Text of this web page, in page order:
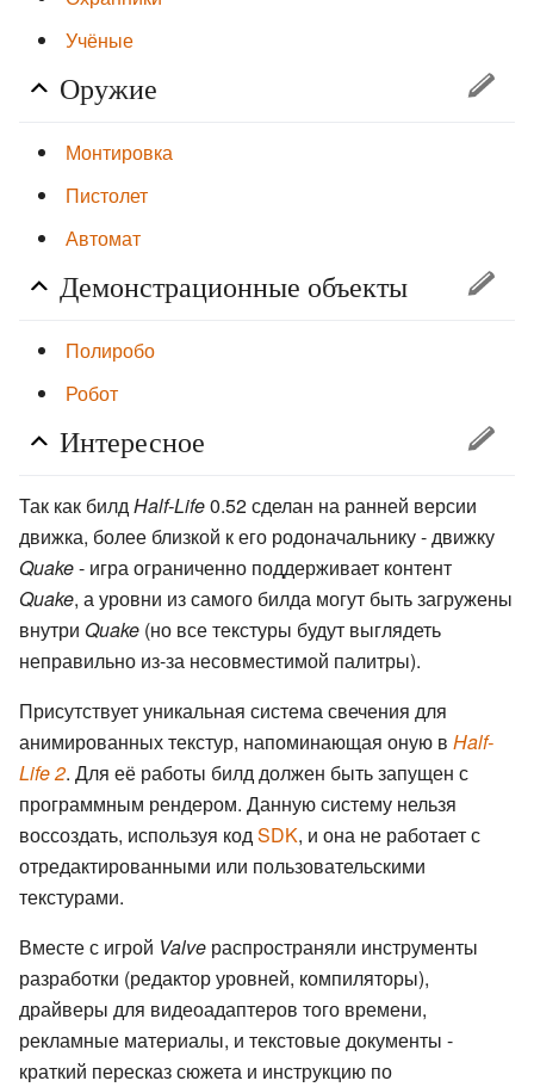
Учёные
Оружие
Монтировка
Пистолет
Автомат
Демонстрационные объекты
Полиробо
Робот
Интересное
Так как билдHalf-Life0.52 сделан на ранней версии
движка, более близкой к его родоначальнику - движку
Quake- игра ограниченно поддерживает контент
Quake, а уровни из самого билда могут быть загружены
внутри Quake (но все текстуры будут выглядеть
неправильно из-за несовместимой палитры).
Присутствует уникальная система свечения для
анимированных текстур, напоминающая оную в Half-
Life 2. Для её работы билд должен быть запущен с
программным рендером. Данную систему нельзя
воссоздать, используя кодSDK, и она не работает с
отредактированными или пользовательскими
текстурами.
Вместе с игрой Valve распространяли инструменты
разработки (редактор уровней, компиляторы),
драйверы для видеоадаптеров того времени,
рекламные материалы, и текстовые документы -
краткий пересказ сюжета и инструкцию по